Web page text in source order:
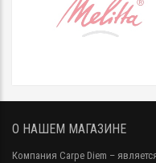
О НАШЕМ МАГАЗИНЕ
Компания Carpe Diem –